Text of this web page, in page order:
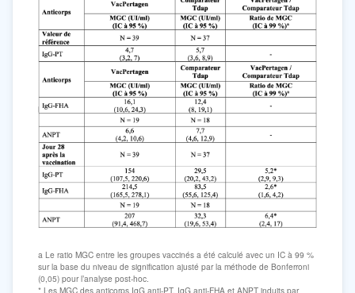
a Le ratio MGC entre les groupes vaccinés a été calculé avec un IC à 99 %
sur la base du niveau de signification ajusté par la méthode de Bonferroni
(0,05) pour l’analyse post-hoc.
* Les MGC des anticorps IgG anti-PT, IgG anti-FHA et ANPT induits par